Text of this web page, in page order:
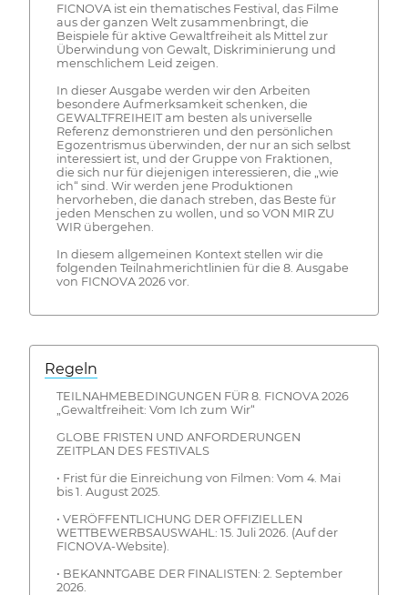
FICNOVA ist ein thematisches Festival, das Filme
aus der ganzen Welt zusammenbringt, die
Beispiele für aktive Gewaltfreiheit als Mittel zur
Überwindung von Gewalt, Diskriminierung und
menschlichem Leid zeigen.
In dieser Ausgabe werden wir den Arbeiten
besondere Aufmerksamkeit schenken, die
GEWALTFREIHEIT am besten als universelle
Referenz demonstrieren und den persönlichen
Egozentrismus überwinden, der nur an sich selbst
interessiert ist, und der Gruppe von Fraktionen,
die sich nur für diejenigen interessieren, die „wie
ich“ sind. Wir werden jene Produktionen
hervorheben, die danach streben, das Beste für
jeden Menschen zu wollen, und so VON MIR ZU
WIR übergehen.
In diesem allgemeinen Kontext stellen wir die
folgenden Teilnahmerichtlinien für die 8. Ausgabe
von FICNOVA 2026 vor.
Regeln
TEILNAHMEBEDINGUNGEN FÜR 8. FICNOVA 2026
„Gewaltfreiheit: Vom Ich zum Wir“
GLOBE FRISTEN UND ANFORDERUNGEN
ZEITPLAN DES FESTIVALS
• Frist für die Einreichung von Filmen: Vom 4. Mai
bis 1. August 2025.
• VERÖFFENTLICHUNG DER OFFIZIELLEN
WETTBEWERBSAUSWAHL: 15. Juli 2026. (Auf der
FICNOVA-Website).
• BEKANNTGABE DER FINALISTEN: 2. September
2026.